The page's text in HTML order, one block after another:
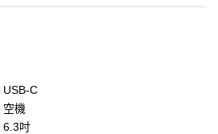
USB-C
空機
6.3吋